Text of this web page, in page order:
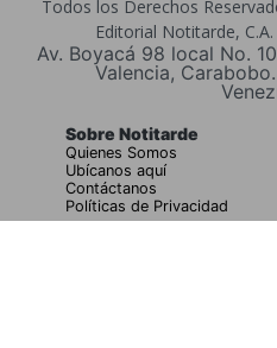
Todos los Derechos
Editorial Notitarde,
Av. Boyacá 98 local No.
Valencia,
Sobre Notitarde
Quienes Somos
Ubícanos aquí
Contáctanos
Políticas de Privacidad